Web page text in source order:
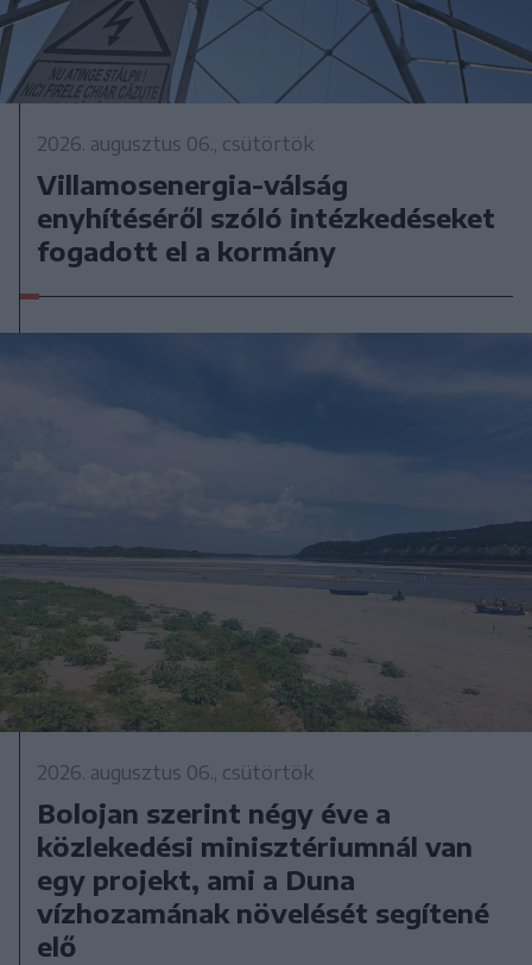
2026. augusztus 06., csütörtök
Villamosenergia-válság
enyhítéséről szóló intézkedéseket
fogadott el a kormány
2026. augusztus 06., csütörtök
Bolojan szerint négy éve a
közlekedési minisztériumnál van
egy projekt, ami a Duna
vízhozamának növelését segítené
elő